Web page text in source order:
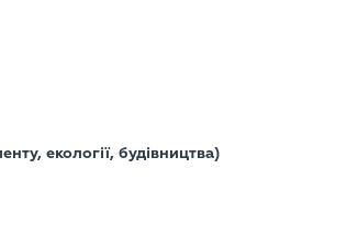
екології, будівництва)